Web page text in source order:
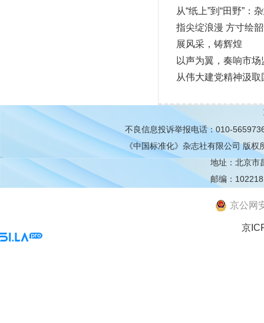
从“纸上”到“田野”：
指尖绽浪漫 方寸绘
展风采，铸辉煌
以声为翼，奏响市
从伟大建党精神汲
不良信息投诉举报电话：010-
《中国标准化》杂志社有限公司版权
地址：北京市
邮编：102218
京公网
京